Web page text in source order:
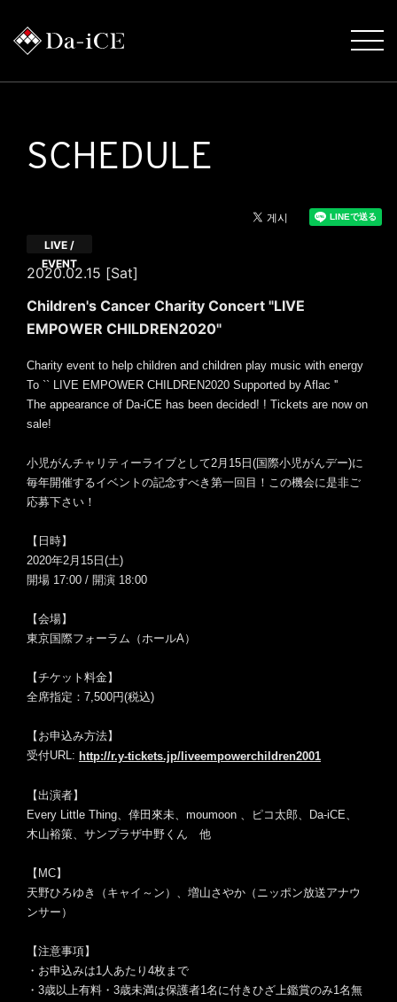
SCHEDULE
2020.02.15 [Sat]
LIVE /
EVENT
Children's Cancer Charity Concert "LIVE
EMPOWER CHILDREN2020"
Charity event to help children and children play music with energy
To `` LIVE EMPOWER CHILDREN2020 Supported by Aflac ''
The appearance of Da-iCE has been decided! ! Tickets are now on
sale!
小児がんチャリティーライブとして2月15日(国際小児がんデー)に
毎年開催するイベントの記念すべき第一回目！ この機会に是非ご
応募下さい！
【日時】
2020年2月15日(土)
開場 17:00 / 開演 18:00
【会場】
東京国際フォーラム（ホールA）
【チケット料金】
全席指定：7,500円(税込)
【お申込み方法】
受付URL: http://r.y-tickets.jp/liveempowerchildren2001
【出演者】
Every Little Thing、倖田來未、moumoon 、ピコ太郎、Da-iCE、
木山裕策、サンプラザ中野くん 他
【MC】
天野ひろゆき（キャイ～ン）、増山さやか（ ニッポン放送アナウ
ンサー）
【注意事項】
・お申込みは1人あたり4枚まで
・3歳以上有料・3歳未満は保護者1名に付きひざ上鑑賞のみ1名無